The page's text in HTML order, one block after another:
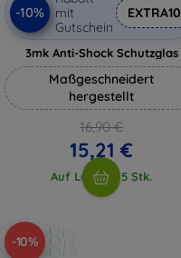
-10%
mit
Gutschein
EXTRA10
3mk Anti-Shock Schutzglas
Maßgeschneidert
hergestellt
16,90 €
15,21 €
Auf Lager > 5 Stk.
-10%